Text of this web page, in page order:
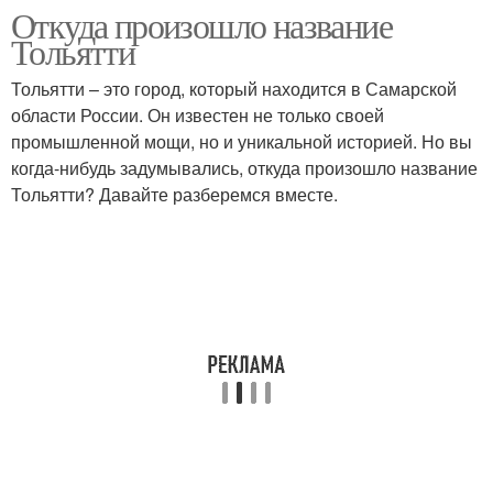
Откуда произошло название
Тольятти
Тольятти – это город, который находится в Самарской
области России. Он известен не только своей
промышленной мощи, но и уникальной историей. Но вы
когда-нибудь задумывались, откуда произошло название
Тольятти? Давайте разберемся вместе.